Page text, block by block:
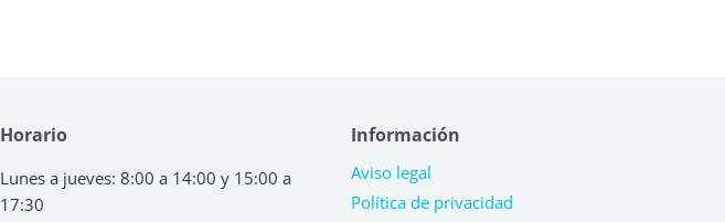
Horario
Lunes a jueves: 8:00 a 14:00 y 15:00 a
17:30
Información
Aviso legal
Política de privacidad